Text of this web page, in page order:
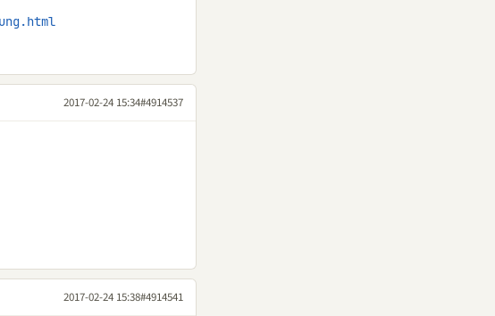
2017-02-24 15:34#4914537
2017-02-24 15:38#4914541